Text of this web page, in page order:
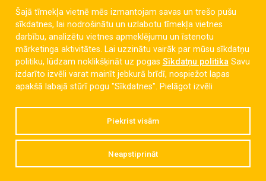
Celmu iela 6, Liepāja, LV-3405
dzintaravsk@liepaja.edu.lv
+371 634 427 10
Šajā tīmekļa vietnē mēs izmantojam savas un trešo pušu
sīkdatnes, lai nodrošinātu un uzlabotu tīmekļa vietnes
darbību, analizētu vietnes apmeklējumu un īstenotu
mārketinga aktivitātes. Lai uzzinātu vairāk par mūsu sīkdatņu
politiku, lūdzam noklikšķināt uz pogas Sīkdatņu politikaSavu
izdarīto izvēli varat mainīt jebkurā brīdī, nospiežot lapas
apakšā labajā stūrī pogu "Sīkdatnes". Pielāgot izvēli
Piekrist visām
Neapstiprināt